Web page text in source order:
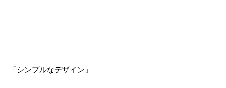
「シンプルなデザイン」